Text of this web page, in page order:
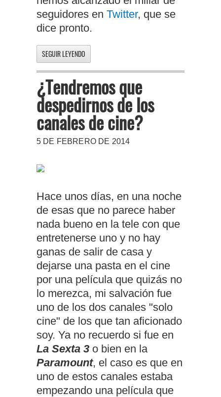
seguidores en Twitter, que se
dice pronto.
SEGUIR LEYENDO
¿Tendremos que
despedirnos de los
canales de cine?
5 DE FEBRERO DE 2014
Hace unos días, en una noche
de esas que no parece haber
nada bueno en la tele con que
entretenerse uno y no hay
ganas de salir de casa y
dejarse una pasta en el cine
por una película que quizás no
lo merezca, mi salvación fue
uno de los dos canales "solo
cine" de los que tan aficionado
soy. Ya no recuerdo si fue en
La Sexta 3 o bien en la
Paramount, el caso es que en
uno de estos canales estaba
empezando una película que